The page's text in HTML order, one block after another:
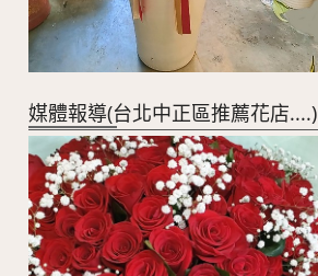
媒體報導(台北中正區推薦花店....)